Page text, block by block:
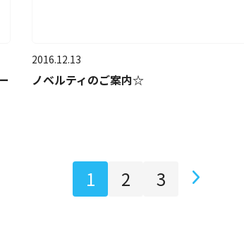
2016.12.13
ノベルティのご案内☆
1 2 3